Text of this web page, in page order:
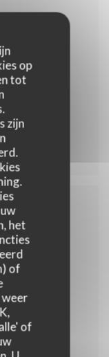
op
tot
zijn
het
of
of